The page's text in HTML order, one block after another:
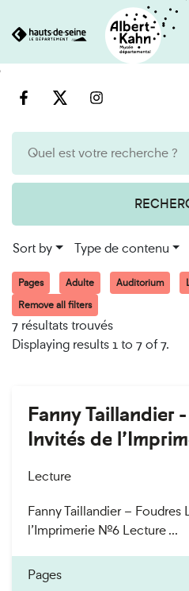
engine
Sort by Type de contenu
Pages Adulte Auditorium
Remove all filters
7 résultats trouvés
Displaying results 1 to 7 of 7.
Fanny Taillandier
Invités de
Lecture
Fanny Taillandier – Foudres
l’Imprimerie n°6 Lecture ...
Pages
Cookies management panel